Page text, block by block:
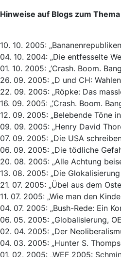
Hinweise auf Blogs zum
10. 10. 2005:
04. 10. 2004: „Die entfesselte
01. 10. 2005: „’Crash. Boom.
26. 09. 2005: „D und CH:
22. 09. 2005: „Röpke: Das
16. 09. 2005: „’Crash. Boom.
12. 09. 2005: „Belebende Töne
09. 09. 2005: „Henry David
07. 09. 2005: „Die USA
06. 09. 2005: „Die tödliche
20. 08. 2005: „Alle Achtung
13. 08. 2005: „Die
21. 07. 2005: „Übel aus dem
11. 07. 2005: „Wie man den
04. 07. 2005: „Bush-Rede: Ein
06. 05. 2005: „Globalisierung,
02. 04. 2005: „Der
04. 03. 2005: „Hunter S.
01. 02. 2005: „WEF 2005: